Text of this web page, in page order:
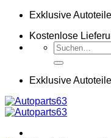
Zum
springen
Exklusive
Kostenlose
Suchen
nach:
Exklusive